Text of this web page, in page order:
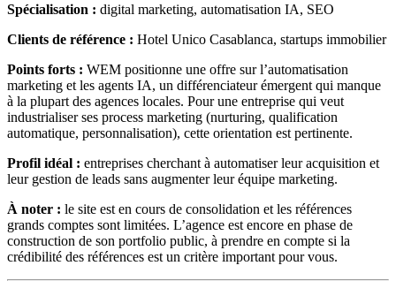
Spécialisation : digital marketing, automatisation IA, SEO
Clients de référence : Hotel Unico Casablanca, startups immobilier
Points forts : WEM positionne une offre sur l’automatisation
marketing et les agents IA, un différenciateur émergent qui manque
à la plupart des agences locales. Pour une entreprise qui veut
industrialiser ses process marketing (nurturing, qualification
automatique, personnalisation), cette orientation est pertinente.
Profil idéal : entreprises cherchant à automatiser leur acquisition et
leur gestion de leads sans augmenter leur équipe marketing.
À noter : le site est en cours de consolidation et les références
grands comptes sont limitées. L’agence est encore en phase de
construction de son portfolio public, à prendre en compte si la
crédibilité des références est un critère important pour vous.